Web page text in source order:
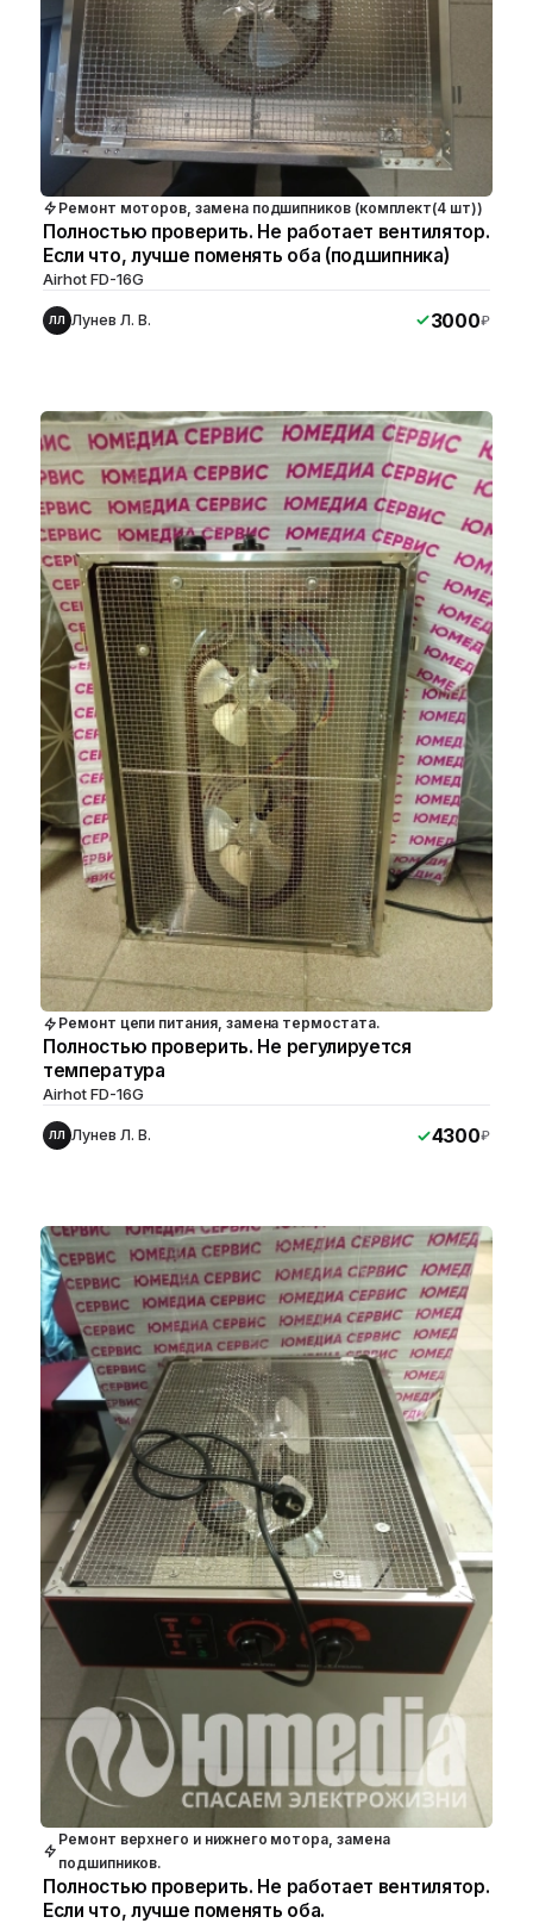
Ремонт моторов, замена подшипников (комплект(4 шт))
Полностью проверить. Не работает вентилятор.
Если что, лучше поменять оба (подшипника)
Airhot FD-16G
ЛЛ Лунев Л. В. 3000₽
Ремонт цепи питания, замена термостата.
Полностью проверить. Не регулируется
температура
Airhot FD-16G
ЛЛ Лунев Л. В. 4300₽
Ремонт верхнего и нижнего мотора, замена
подшипников.
Полностью проверить. Не работает вентилятор.
Если что, лучше поменять оба.